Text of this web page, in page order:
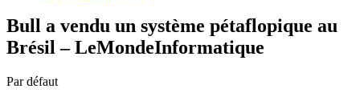
Bull a vendu un système pétaflopique au
Brésil – LeMondeInformatique
Par défaut